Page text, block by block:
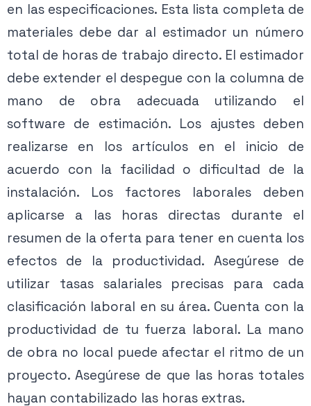
en las especificaciones. Esta lista completa de
materiales debe dar al estimador un número
total de horas de trabajo directo. El estimador
debe extender el despegue con la columna de
mano de obra adecuada utilizando el
software de estimación. Los ajustes deben
realizarse en los artículos en el inicio de
acuerdo con la facilidad o dificultad de la
instalación. Los factores laborales deben
aplicarse a las horas directas durante el
resumen de la oferta para tener en cuenta los
efectos de la productividad. Asegúrese de
utilizar tasas salariales precisas para cada
clasificación laboral en su área. Cuenta con la
productividad de tu fuerza laboral. La mano
de obra no local puede afectar el ritmo de un
proyecto. Asegúrese de que las horas totales
hayan contabilizado las horas extras.